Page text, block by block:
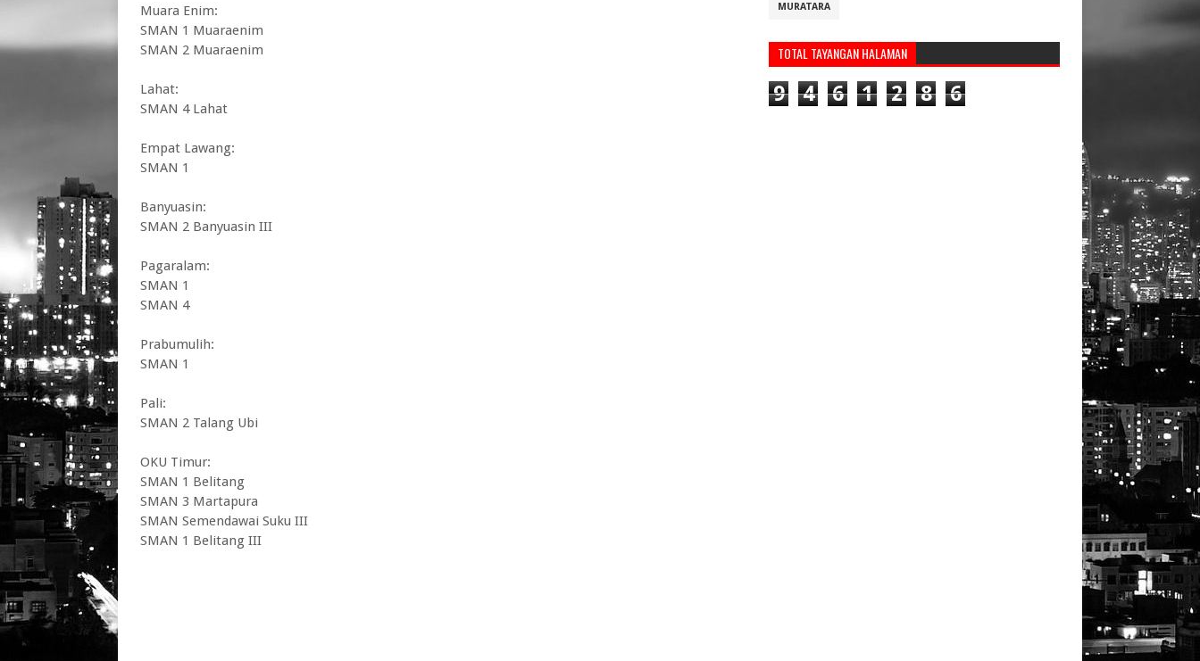
Muara Enim:
SMAN 1 Muaraenim
SMAN 2 Muaraenim
Lahat:
SMAN 4 Lahat
Empat Lawang:
SMAN 1
Banyuasin:
SMAN 2 Banyuasin III
Pagaralam:
SMAN 1
SMAN 4
Prabumulih:
SMAN 1
Pali:
SMAN 2 Talang Ubi
OKU Timur:
SMAN 1 Belitang
SMAN 3 Martapura
SMAN Semendawai Suku III
SMAN 1 Belitang III
MURATARA
TOTAL TAYANGAN HALAMAN
9 4 6 1 2 8 6